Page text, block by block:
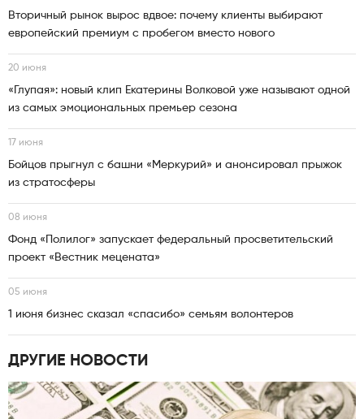
Вторичный рынок вырос вдвое: почему клиенты выбирают
европейский премиум с пробегом вместо нового
20 июня
«Глупая»: новый клип Екатерины Волковой уже называют одной
из самых эмоциональных премьер сезона
17 июня
Бойцов прыгнул с башни «Меркурий» и анонсировал прыжок
из стратосферы
08 июня
Фонд «Полилог» запускает федеральный просветительский
проект «Вестник мецената»
05 июня
1 июня бизнес сказал «спасибо» семьям волонтеров
ДРУГИЕ НОВОСТИ